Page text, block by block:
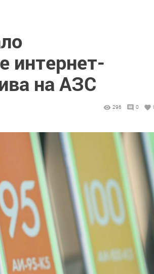
интернет-
на АЗС
296 0